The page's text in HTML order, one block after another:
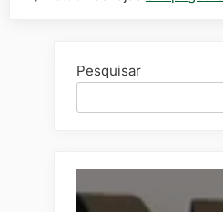
Pesquisar